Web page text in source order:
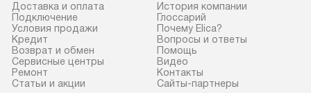
Доставка и оплата
Подключение
Условия продажи
Кредит
Возврат и обмен
Сервисные центры
Ремонт
Статьи и акции
История компании
Глоссарий
Почему Elica?
Вопросы и ответы
Помощь
Видео
Контакты
Сайты-партнеры